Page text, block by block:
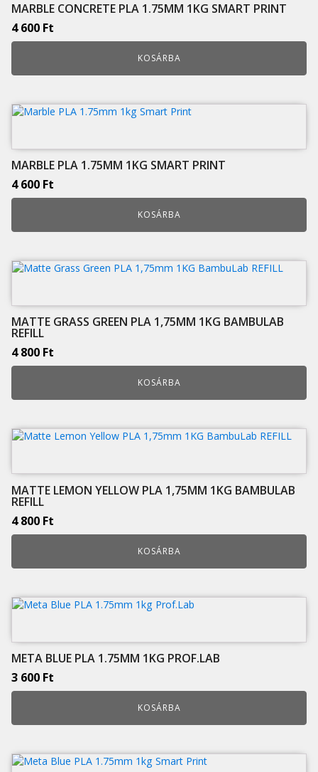
MARBLE CONCRETE PLA 1.75MM 1KG SMART PRINT
4 600 Ft
KOSÁRBA
MARBLE PLA 1.75MM 1KG SMART PRINT
4 600 Ft
KOSÁRBA
MATTE GRASS GREEN PLA 1,75MM 1KG BAMBULAB
REFILL
4 800 Ft
KOSÁRBA
MATTE LEMON YELLOW PLA 1,75MM 1KG BAMBULAB
REFILL
4 800 Ft
KOSÁRBA
META BLUE PLA 1.75MM 1KG PROF.LAB
3 600 Ft
KOSÁRBA